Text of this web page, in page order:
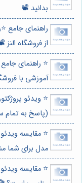
بدانید 📽️
از فروشگاه النز
⭐️ راهنمای
آموزشی با
(پاسخ به تمام
مدل برای